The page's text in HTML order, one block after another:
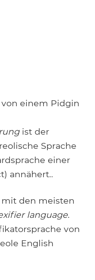
einem Pidgin
ist der
Sprache
einer
annähert..
mit den meisten
language.
von
English